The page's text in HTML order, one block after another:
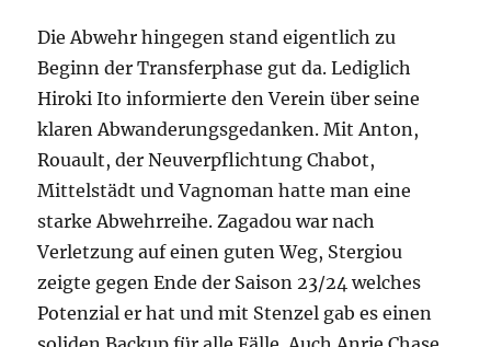
Die Abwehr hingegen stand eigentlich zu
Beginn der Transferphase gut da. Lediglich
Hiroki Ito informierte den Verein über seine
klaren Abwanderungsgedanken. Mit Anton,
Rouault, der Neuverpflichtung Chabot,
Mittelstädt und Vagnoman hatte man eine
starke Abwehrreihe. Zagadou war nach
Verletzung auf einen guten Weg, Stergiou
zeigte gegen Ende der Saison 23/24 welches
Potenzial er hat und mit Stenzel gab es einen